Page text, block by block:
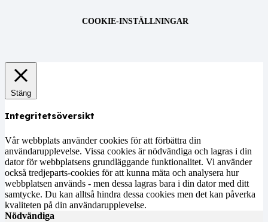
COOKIE-INSTÄLLNINGAR
Stäng
Integritetsöversikt
Vår webbplats använder cookies för att förbättra din
användarupplevelse. Vissa cookies är nödvändiga och lagras i din
dator för webbplatsens grundläggande funktionalitet. Vi använder
också tredjeparts-cookies för att kunna mäta och analysera hur
webbplatsen används - men dessa lagras bara i din dator med ditt
samtycke. Du kan alltså hindra dessa cookies men det kan påverka
kvaliteten på din användarupplevelse.
Nödvändiga